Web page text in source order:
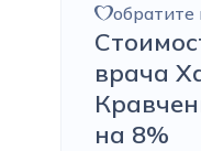
врача
на 8%